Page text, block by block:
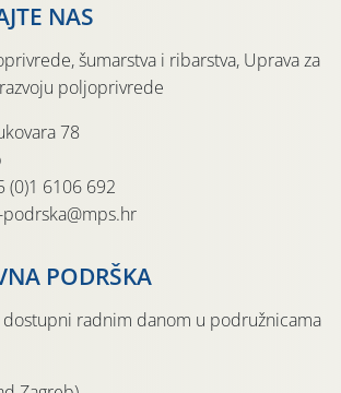
NAS
šumarstva i ribarstva, Uprava za
poljoprivrede
78
(0)1 6106 692
PODRŠKA
dostupni radnim danom u podružnicama